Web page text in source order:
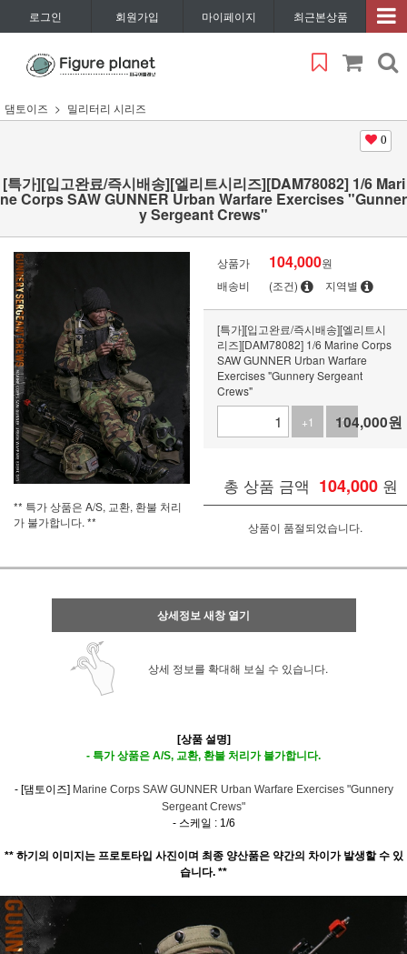
로그인 회원가입 마이페이지 최근본상품
댐토이즈 밀리터리 시리즈
0
[특가][입고완료/즉시배송][엘리트시리즈][DAM78082] 1/6 Mari
ne Corps SAW GUNNER Urban Warfare Exercises "Gunner
y Sergeant Crews"
** 특가 상품은 A/S, 교환, 환불 처리
가 불가합니다. **
상품가 104,000원
배송비
(조건) 지역별
[특가][입고완료/즉시배송][엘리트시
리즈][DAM78082] 1/6 Marine Corps
SAW GUNNER Urban Warfare
Exercises "Gunnery Sergeant
Crews"
+1
-1
104,000원
총 상품 금액 104,000 원
상품이 품절되었습니다.
상세정보 새창 열기
상세 정보를 확대해 보실 수 있습니다.
[상품 설명]
- 특가 상품은 A/S, 교환, 환불 처리가 불가합니다.
- [댐토이즈] Marine Corps SAW GUNNER Urban Warfare Exercises "Gunnery
Sergeant Crews"
- 스케일 : 1/6
** 하기의 이미지는 프로토타입 사진이며 최종 양산품은 약간의 차이가 발생할 수 있
습니다. **